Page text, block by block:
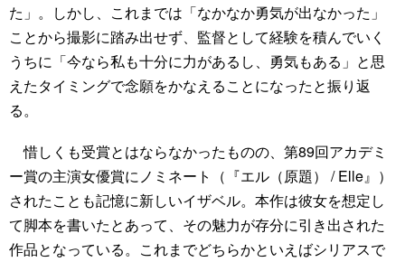
た」。しかし、これまでは「なかなか勇気が出なかった」
ことから撮影に踏み出せず、監督として経験を積んでいく
うちに「今なら私も十分に力があるし、勇気もある」と思
えたタイミングで念願をかなえることになったと振り返
る。
惜しくも受賞とはならなかったものの、第89回アカデミ
ー賞の主演女優賞にノミネート（『エル（原題） / Elle』）
されたことも記憶に新しいイザベル。本作は彼女を想定し
て脚本を書いたとあって、その魅力が存分に引き出された
作品となっている。これまでどちらかといえばシリアスで